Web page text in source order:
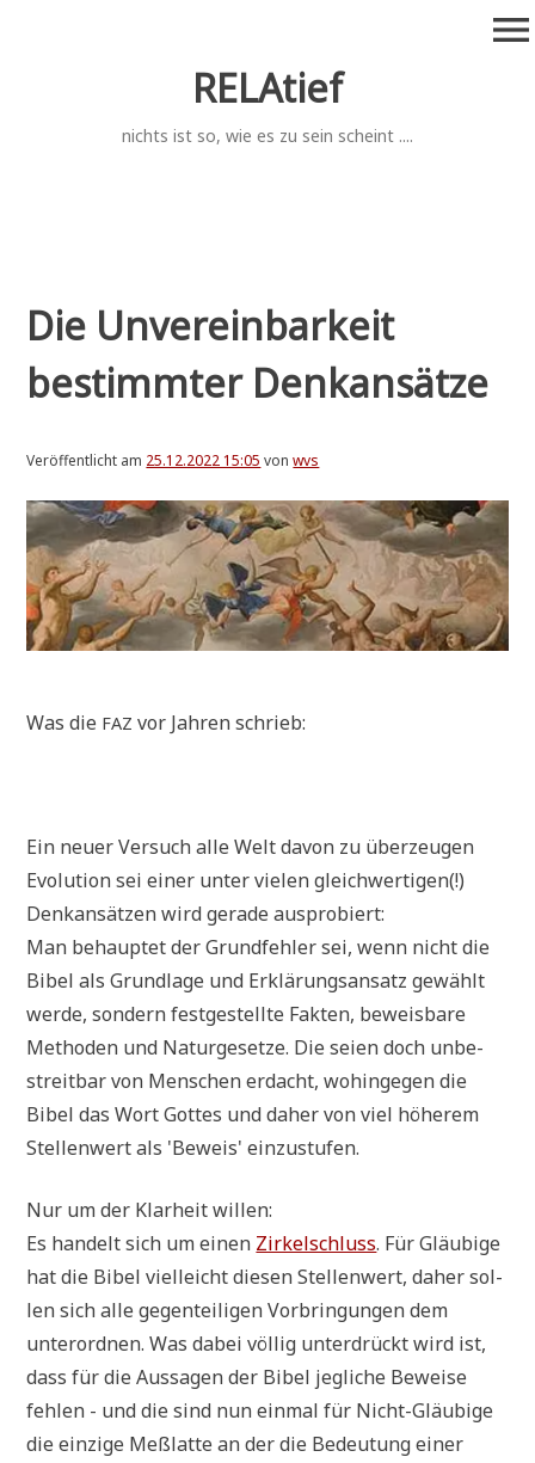
RELAtief
nichts ist so, wie es zu sein scheint ....
menu
Die Unvereinbarkeit
bestimmter Denkansätze
Veröffentlicht am 25.12.2022 15:05 vonwvs
Was die FAZ vor Jah­ren schrieb:
Ein neu­er Ver­such alle Welt davon zu über­zeu­gen
Evo­lu­ti­on sei einer unter vie­len gleich­wer­ti­gen(!)
Denk­an­sät­zen wird gera­de ausprobiert:
Man behaup­tet der Grund­feh­ler sei, wenn nicht die
Bibel als Grund­la­ge und Erklä­rungs­an­satz gewählt
wer­de, son­dern fest­ge­stell­te Fak­ten, beweis­ba­re
Metho­den und Natur­ge­set­ze. Die sei­en doch unbe­
streit­bar von Men­schen erdacht, wohin­ge­gen die
Bibel das Wort Got­tes und daher von viel höhe­rem
Stel­len­wert als 'Beweis' einzustufen.
Nur um der Klar­heit willen:
Es han­delt sich um einen Zir­kel­schluss. Für Gläu­bi­ge
hat die Bibel viel­leicht die­sen Stel­len­wert, daher sol­
len sich alle gegen­tei­li­gen Vor­brin­gun­gen dem
unter­ord­nen. Was dabei völ­lig unter­drückt wird ist,
dass für die Aus­sa­gen der Bibel jeg­li­che Bewei­se
feh­len - und die sind nun ein­mal für Nicht-Gläu­bi­ge
die ein­zi­ge Meß­lat­te an der die Bedeu­tung einer